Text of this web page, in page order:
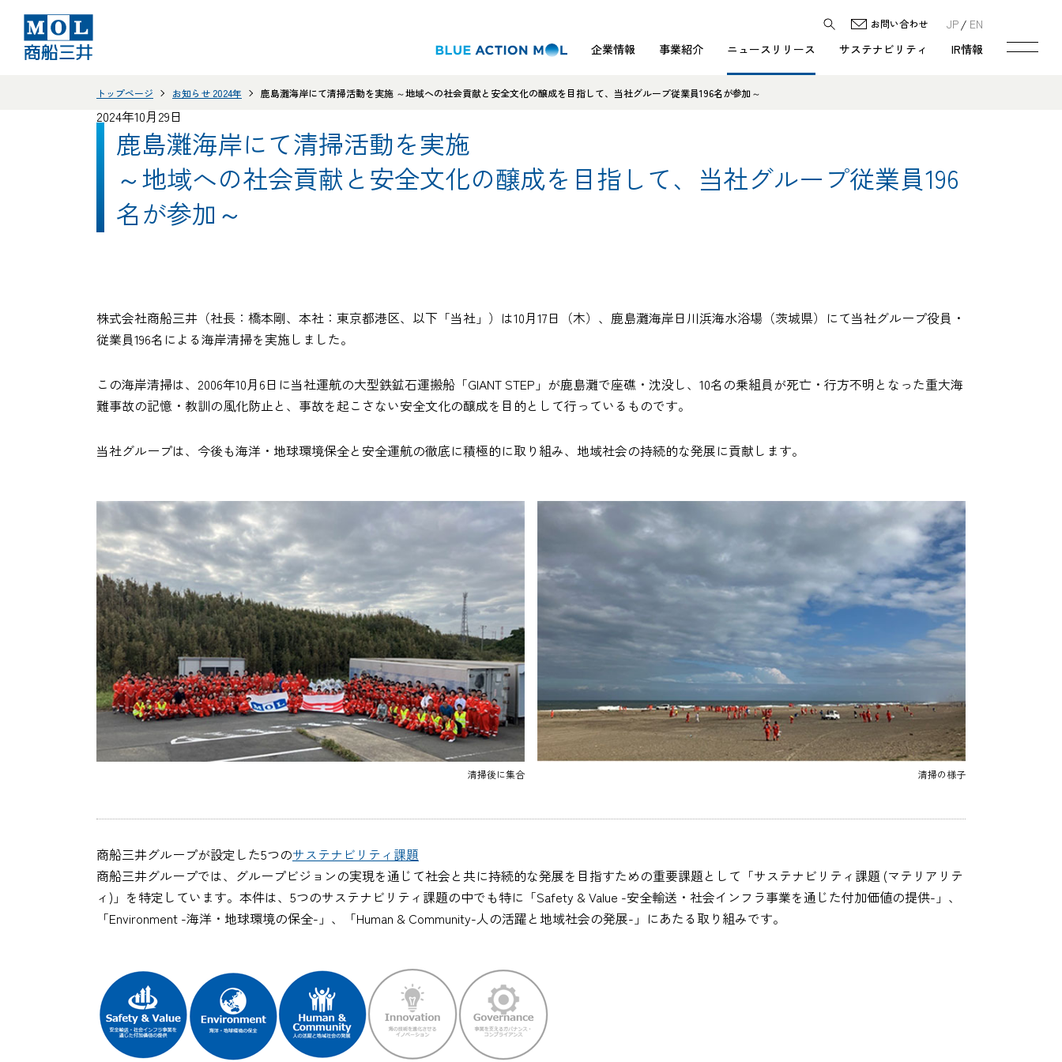
企業情報 事業紹介 ニュースリリース サステナビリティ IR情報
お問い合わせ JP EN
トップページ お知らせ 2024年 鹿島灘海岸にて清掃活動を実施 ～地域への社会貢献と安全文化の醸成を目指して、当社グループ従業員196名が参加～
2024年10月29日
鹿島灘海岸にて清掃活動を実施
～地域への社会貢献と安全文化の醸成を目指して、当社グループ従業員196
名が参加～
株式会社商船三井（社長：橋本剛、本社：東京都港区、以下「当社」）は10月17日（木）、鹿島灘海岸日川浜海水浴場（茨城県）にて当社グループ役員・
従業員196名による海岸清掃を実施しました。
この海岸清掃は、2006年10月6日に当社運航の大型鉄鉱石運搬船「GIANT STEP」が鹿島灘で座礁・沈没し、10名の乗組員が死亡・行方不明となった重大海
難事故の記憶・教訓の風化防止と、事故を起こさない安全文化の醸成を目的として行っているものです。
当社グループは、今後も海洋・地球環境保全と安全運航の徹底に積極的に取り組み、地域社会の持続的な発展に貢献します。
清掃後に集合 清掃の様子
商船三井グループが設定した5つのサステナビリティ課題
商船三井グループでは、グループビジョンの実現を通じて社会と共に持続的な発展を目指すための重要課題として「サステナビリティ課題 (マテリアリテ
ィ)」を特定しています。本件は、5つのサステナビリティ課題の中でも特に「Safety & Value -安全輸送・社会インフラ事業を通じた付加価値の提供-」、
「Environment -海洋・地球環境の保全-」、「Human & Community-人の活躍と地域社会の発展-」にあたる取り組みです。